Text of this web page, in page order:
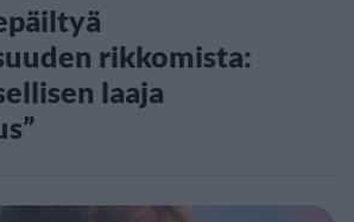
rikkomista:
laaja